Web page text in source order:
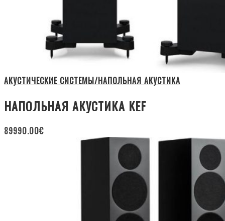
АКУСТИЧЕСКИЕ СИСТЕМЫ/НАПОЛЬНАЯ АКУСТИКА
НАПОЛЬНАЯ АКУСТИКА KEF
89990.00€